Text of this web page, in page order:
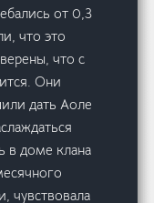
от 0,3
что это
что с
Они
дать Аоле
в доме клана
чувствовала